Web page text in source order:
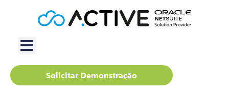
Solicitar Demonstração